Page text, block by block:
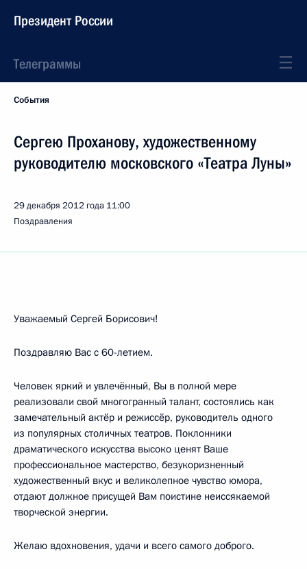
Президент России
Телеграммы
События
Сергею Проханову, художественному
руководителю московского «Театра Луны»
29 декабря 2012 года 11:00
Поздравления
Уважаемый Сергей Борисович!
Поздравляю Вас с 60-летием.
Человек яркий и увлечённый, Вы в полной мере
реализовали свой многогранный талант, состоялись как
замечательный актёр и режиссёр, руководитель одного
из популярных столичных театров. Поклонники
драматического искусства высоко ценят Ваше
профессиональное мастерство, безукоризненный
художественный вкус и великолепное чувство юмора,
отдают должное присущей Вам поистине неиссякаемой
творческой энергии.
Желаю вдохновения, удачи и всего самого доброго.